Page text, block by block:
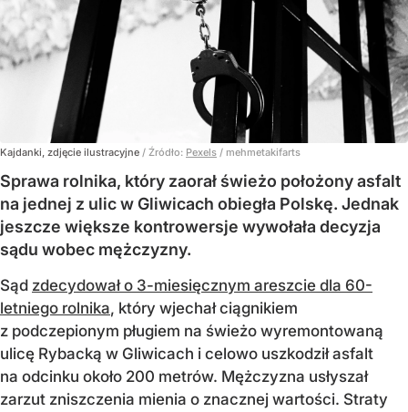
Kajdanki, zdjęcie ilustracyjne / Źródło: Pexels / mehmetakifarts
Sprawa rolnika, który zaorał świeżo położony asfalt
na jednej z ulic w Gliwicach obiegła Polskę. Jednak
jeszcze większe kontrowersje wywołała decyzja
sądu wobec mężczyzny.
Sąd zdecydował o 3-miesięcznym areszcie dla 60-
letniego rolnika, który wjechał ciągnikiem
z podczepionym pługiem na świeżo wyremontowaną
ulicę Rybacką w Gliwicach i celowo uszkodził asfalt
na odcinku około 200 metrów. Mężczyzna usłyszał
zarzut zniszczenia mienia o znacznej wartości. Straty